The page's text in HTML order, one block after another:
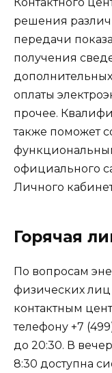
решения
передачи
получения
оплаты
прочее.
также поможет
официального
Личного
Горячая
По вопросам
физических
контактным
телефону +7
до 20:30. В
8:30 доступна